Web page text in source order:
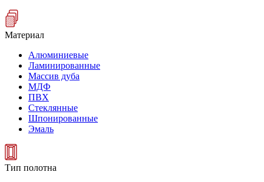
Материал
Алюминиевые
Ламинированные
Массив дуба
МДФ
ПВХ
Стеклянные
Шпонированные
Эмаль
Тип полотна